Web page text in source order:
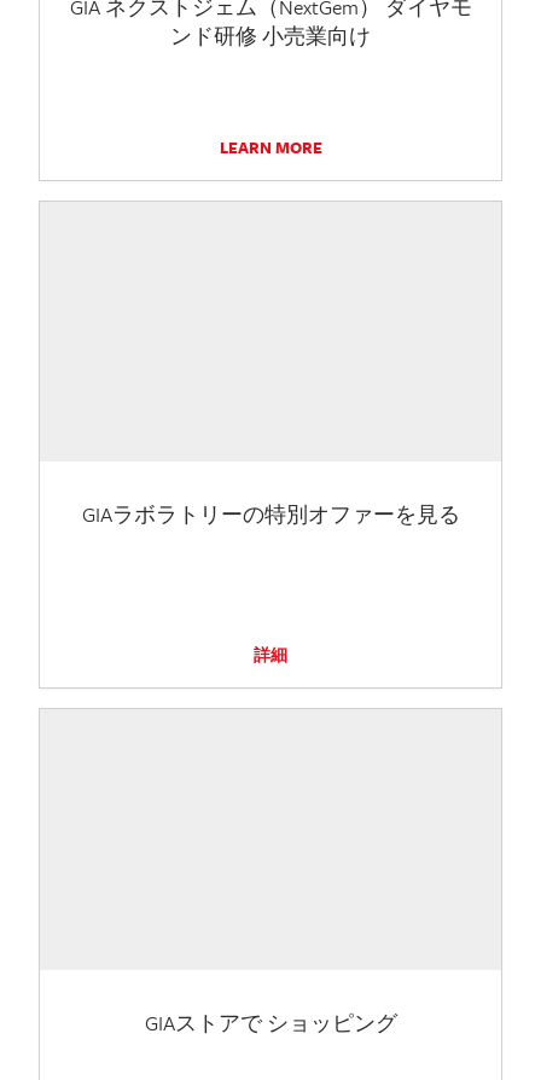
GIA ネクストジェム（NextGem） ダイヤモ
ンド研修 小売業向け
LEARN MORE
GIAラボラトリーの特別オファーを見る
詳細
GIAストアで ショッピング